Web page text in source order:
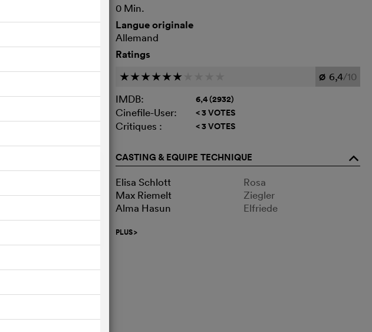
contre
0 Min.
Langue originale
Allemand
Ratings
c c c c c c Ø 6,4/10
IMDB:
6,4 (2932)
Cinefile-User: < 3 VOTES
Critiques : < 3 VOTES
CASTING & EQUIPE TECHNIQUE o
Elisa Schlott
Rosa
Max Riemelt
Ziegler
Alma Hasun
Elfriede
PLUS>